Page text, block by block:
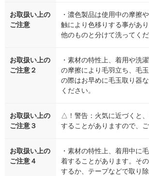
お取扱い上の
ご注意
・濃色製品は使用中の摩擦
触により色移りする事があ
他のものと分けて洗ってくだ
お取扱い上の
ご注意２
・素材の特性上、着用や洗
の摩擦により毛羽立ち、毛
の際はお早めに毛玉取り器
ください。
お取扱い上の
ご注意３
△！警告：火気に近づくと
することがありますので、ご
お取扱い上の
ご注意４
・素材の特性上、着用中に
着することがあります。そ
するか、テープなどで取り除